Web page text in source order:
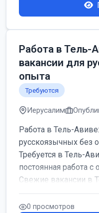
Работа в Тель-
вакансии для
опыта
Требуются
Иерусалим
Работа в Тель-
русскоязычных без
Требуется в Тель-
постоянная работа с
Свежие вакансии в
женщин от хозя...
0 просмотров